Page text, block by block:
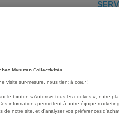
Manutan Collectivités
visite sur-mesure, nous tient à cœur !
le bouton « Autoriser tous les cookies », notre
informations permettent à notre équipe
de notre site, et d'analyser vos préférences